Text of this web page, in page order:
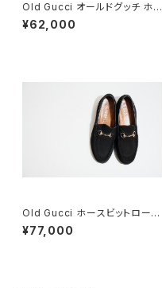
Old Gucci オールドグッチ ホー
スビットローファー 8.5D DB ラ
バー
¥62,000
Old Gucci ホースビットローフ
ァー 36C BK ラバーソール
¥77,000